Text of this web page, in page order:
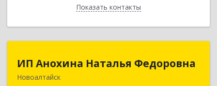
Показать контакты
Назад
ИП Анохина Наталья Федоровна
Новоалтайск658041, Алтайский край, Новоалтайск г,